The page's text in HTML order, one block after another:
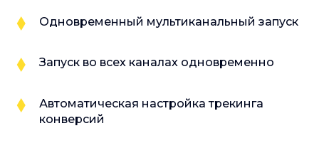
Одновременный мультиканальный запуск
Запуск во всех каналах одновременно
Автоматическая настройка трекинга
конверсий